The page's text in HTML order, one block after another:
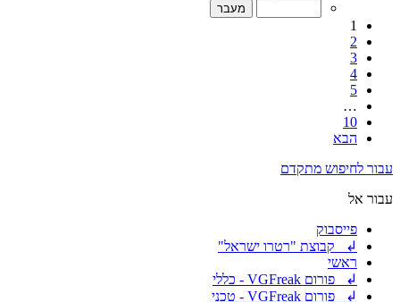
1
2
3
4
5
…
10
הבא
עבור לחיפוש מתקדם
עבור אל
פייסבוק
↲ קבוצת "רטרו ישראל"
ראשי
↲ פורום VGFreak - כללי
↲ פורום VGFreak - טכני